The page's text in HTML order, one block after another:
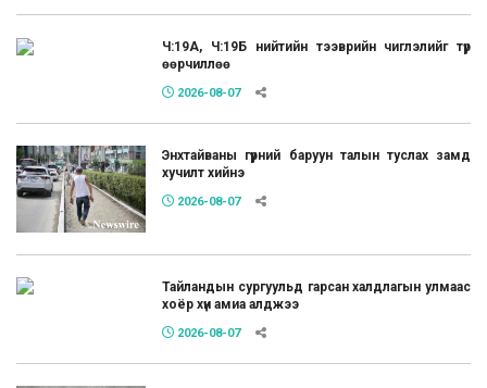
Ч:19А, Ч:19Б нийтийн тээврийн чиглэлийг түр
өөрчиллөө
2026-08-07
Энхтайваны гүүрний баруун талын туслах замд
хучилт хийнэ
2026-08-07
Тайландын сургуульд гарсан халдлагын улмаас
хоёр хүн амиа алджээ
2026-08-07